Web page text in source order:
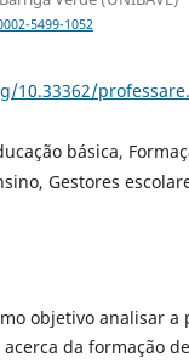
5499-1052
10.33362/
básica,
Gestores
objetivo analisar a
da formação